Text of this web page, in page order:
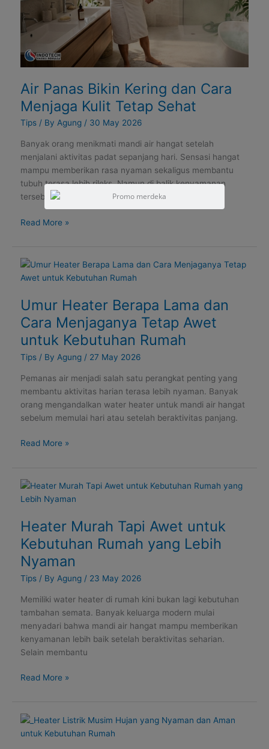
Air Panas Bikin Kering dan Cara
Menjaga Kulit Tetap Sehat
Tips/ By Agung / 30 May 2026
Banyak orang menikmati mandi air hangat setelah
menjalani aktivitas padat sepanjang hari. Sensasi hangat
mampu memberikan rasa nyaman sekaligus membantu
tubuh terasa lebih rileks. Namun di balik kenyamanan
tersebut, penggunaan
Kulit
Tetap
Sehat
Read More »
Umur Heater Berapa Lama dan
Cara Menjaganya Tetap Awet
untuk Kebutuhan Rumah
Tips/ By Agung / 27 May 2026
Pemanas air menjadi salah satu perangkat penting yang
membantu aktivitas harian terasa lebih nyaman. Banyak
orang mengandalkan water heater untuk mandi air hangat
sebelum memulai hari atau setelah beraktivitas panjang.
Umur
Heater
Lama
dan
Cara
Menjaganya
Tetap
untuk
Kebutuhan
Rumah
Read More »
Heater Murah Tapi Awet untuk
Kebutuhan Rumah yang Lebih
Nyaman
Tips/ By Agung / 23 May 2026
Memiliki water heater di rumah kini bukan lagi kebutuhan
tambahan semata. Banyak keluarga modern mulai
menyadari bahwa mandi air hangat mampu memberikan
kenyamanan lebih baik setelah beraktivitas seharian.
Selain membantu
Heater
Murah
Awet
untuk
Kebutuhan
Rumah
yang
Nyaman
Read More »
Heater
Listrik